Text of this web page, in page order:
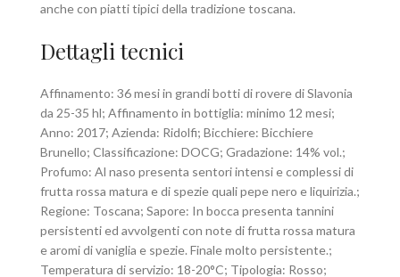
anche con piatti tipici della tradizione toscana.
Dettagli tecnici
Affinamento: 36 mesi in grandi botti di rovere di Slavonia
da 25-35 hl; Affinamento in bottiglia: minimo 12 mesi;
Anno: 2017; Azienda: Ridolfi; Bicchiere: Bicchiere
Brunello; Classificazione: DOCG; Gradazione: 14% vol.;
Profumo: Al naso presenta sentori intensi e complessi di
frutta rossa matura e di spezie quali pepe nero e liquirizia.;
Regione: Toscana; Sapore: In bocca presenta tannini
persistenti ed avvolgenti con note di frutta rossa matura
e aromi di vaniglia e spezie. Finale molto persistente.;
Temperatura di servizio: 18-20°C; Tipologia: Rosso;